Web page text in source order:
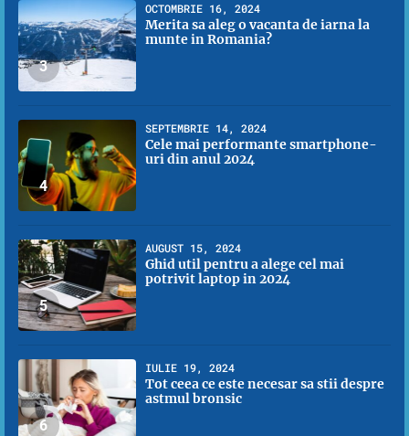
3
OCTOMBRIE 16, 2024
Merita sa aleg o vacanta de iarna la
munte in Romania?
4
SEPTEMBRIE 14, 2024
Cele mai performante smartphone-
uri din anul 2024
5
AUGUST 15, 2024
Ghid util pentru a alege cel mai
potrivit laptop in 2024
6
IULIE 19, 2024
Tot ceea ce este necesar sa stii despre
astmul bronsic